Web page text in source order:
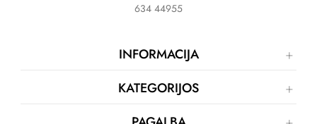
634 44955
INFORMACIJA
KATEGORIJOS